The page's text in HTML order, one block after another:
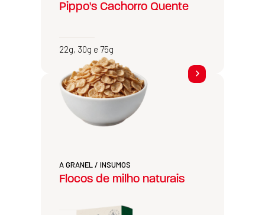
Pippo's Cachorro Quente
22g, 30g e 75g
A GRANEL / INSUMOS
Flocos de milho naturais